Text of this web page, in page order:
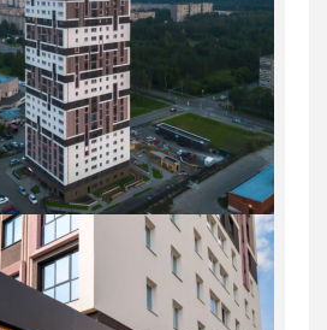
в Юго-Западном мкр
область,